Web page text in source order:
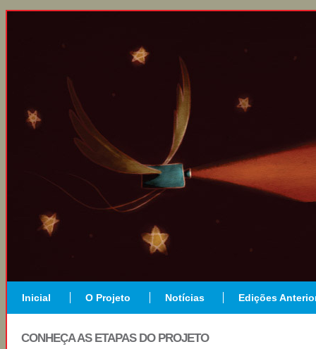
Inicial O Projeto Notícias Edições
CONHEÇA AS ETAPAS DO PROJETO